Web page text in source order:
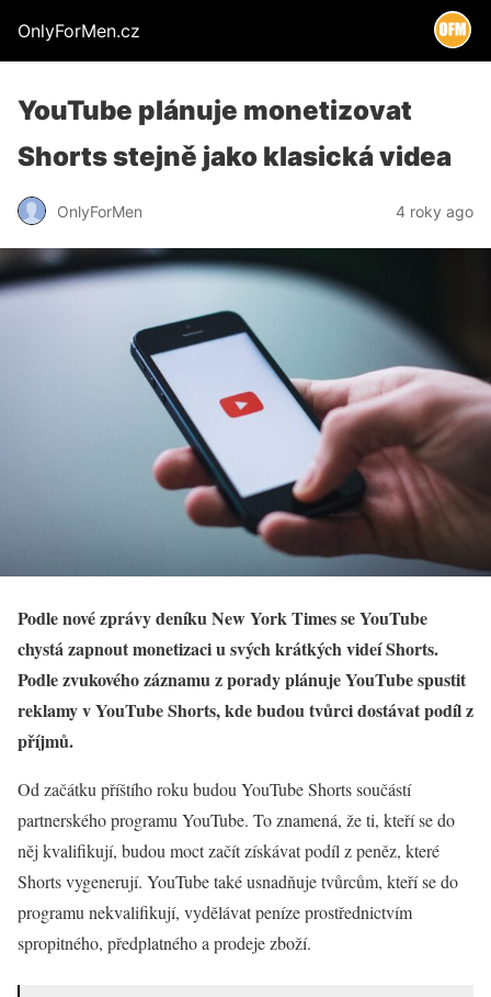
OnlyForMen.cz
YouTube plánuje monetizovat
Shorts stejně jako klasická videa
OnlyForMen 4 roky ago
Podle nové zprávy deníku New York Times se YouTube
chystá zapnout monetizaci u svých krátkých videí Shorts.
Podle zvukového záznamu z porady plánuje YouTube spustit
reklamy v YouTube Shorts, kde budou tvůrci dostávat podíl z
příjmů.
Od začátku příštího roku budou YouTube Shorts součástí
partnerského programu YouTube. To znamená, že ti, kteří se do
něj kvalifikují, budou moct začít získávat podíl z peněz, které
Shorts vygenerují. YouTube také usnadňuje tvůrcům, kteří se do
programu nekvalifikují, vydělávat peníze prostřednictvím
spropitného, předplatného a prodeje zboží.